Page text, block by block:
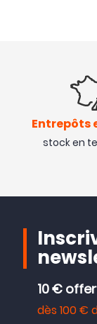
Entrepôts
stock en
10 €
dès 100 €